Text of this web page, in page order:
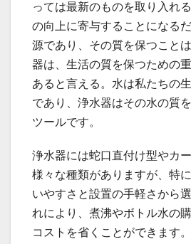
っては最新のものを取り入れ
の向上に寄与することになる
源であり、その質を保つこと
器は、生活の質を保つための
あると言える。水は私たちの
であり、浄水器はその水の質
ツールです。
浄水器には蛇口直付け型やカ
様々な種類がありますが、特
いやすさと設置の手軽さから
れにより、煮沸やボトル水の
コストを省くことができます